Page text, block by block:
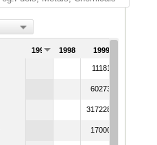
1997 1998 1999
1118123
6027395
31722829
1700032